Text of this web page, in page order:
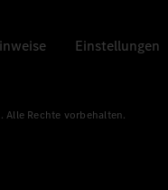
Einstellungen
Alle Rechte vorbehalten.